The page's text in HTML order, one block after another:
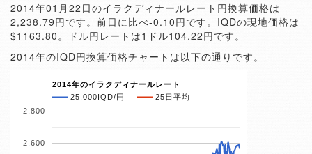
2014年01月22日のイラクディナールレート円換算価格は
2,238.79円です。前日に比べ-0.10円です。IQDの現地価格は
$1163.80。ドル円レートは1ドル104.22円です。
2014年のIQD円換算価格チャートは以下の通りです。
2014年のイラクディナールレート
25,000IQD/円
25日平均
2,600
2,800